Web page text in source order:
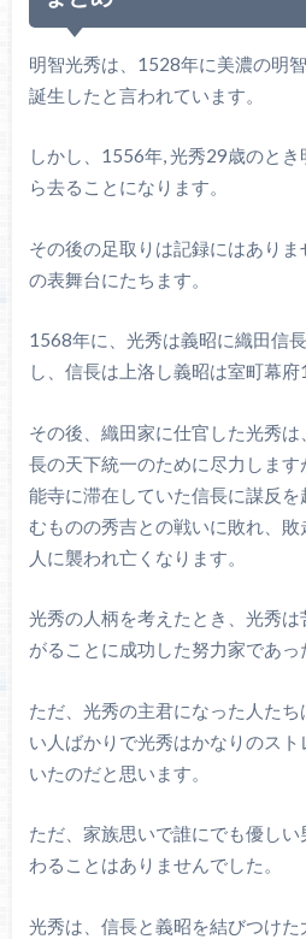
明智光秀は、1528年に美濃の明
誕生したと言われています。
しかし、1556年, 光秀29歳のと
ら去ることになります。
その後の足取りは記録にはあり
の表舞台にたちます。
1568年に、光秀は義昭に織田信
し、信長は上洛し義昭は室町幕府
その後、織田家に仕官した光秀
長の天下統一のために尽力しま
能寺に滞在していた信長に謀反
むものの秀吉との戦いに敗れ、
人に襲われ亡くなります。
光秀の人柄を考えたとき、光秀
がることに成功した努力家であっ
ただ、光秀の主君になった人た
い人ばかりで光秀はかなりのス
いたのだと思います。
ただ、家族思いで誰にでも優し
わることはありませんでした。
光秀は、信長と義昭を結びつけ